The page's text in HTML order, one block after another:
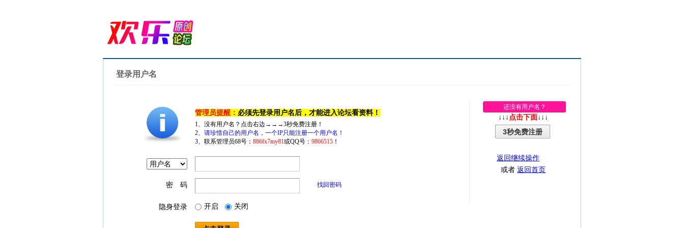
登录用户名
管理员提醒： 必须先登录用户名后，才能进入论坛看资料！
1、没有用户名？点击右边→→→3秒免费注册！
2、 请珍惜自己的用户名，一个IP只能注册一个用户名！
3、联系管理员68号： 886fx7my81或QQ号： 9866515！
密 码 找回密码
隐身登录 开启 关闭
还没有用户名？
↓↓↓ 点击下面 ↓↓↓
3秒免费注册
返回继续操作
或者返回首页